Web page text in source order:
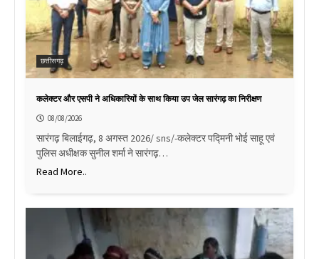
छत्तीसगढ़
कलेक्टर और एसपी ने अधिकारियों के साथ किया उप जेल सारंगढ़ का निरीक्षण
08/08/2026
सारंगढ़ बिलाईगढ़, 8 अगस्त 2026/ sns/-कलेक्टर पद्मिनी भोई साहू एवं
पुलिस अधीक्षक सुनील शर्मा ने सारंगढ़…
Read More..